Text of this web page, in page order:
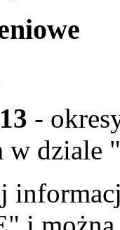
-
w dziale